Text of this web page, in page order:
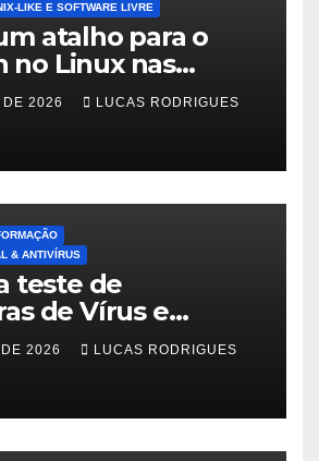
LIKE E SOFTWARE LIVRE
atalho para o
no Linux nas
ubuntu e
DE 2026 LUCAS RODRIGUES
& ANTIVÍRUS
teste de
de Vírus e
2026 LUCAS RODRIGUES